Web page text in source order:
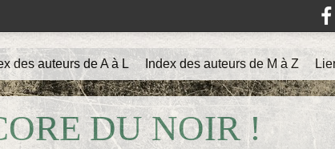
DU NOIR !
des auteurs de A à L Index des auteurs de M à Z